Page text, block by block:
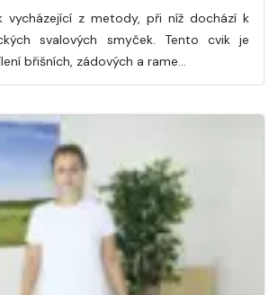
vycházející z metody, při níž dochází k
svalových smyček. Tento cvik je
břišních, zádových a rame…